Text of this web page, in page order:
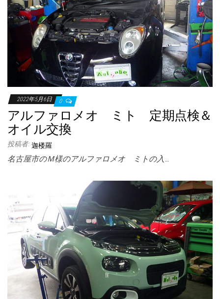
2022年5月6日 0
アルファロメオ ミト 定期点検＆
オイル交換
投稿者: 迦楼羅
名古屋市のＭ様のアルファロメオ ミトの入…